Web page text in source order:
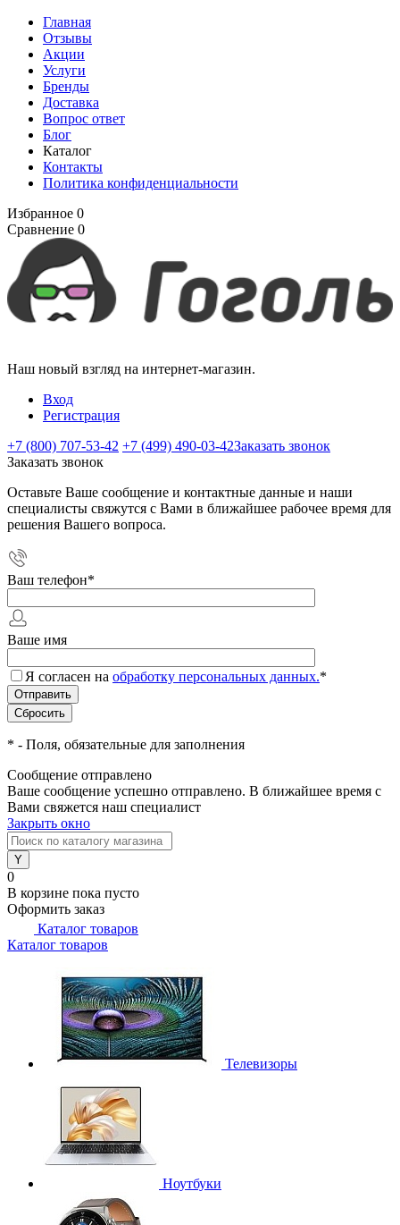
Главная
Отзывы
Акции
Услуги
Бренды
Доставка
Вопрос ответ
Блог
Каталог
Контакты
Политика конфиденциальности
Избранное 0
Сравнение 0
Наш новый взгляд на интернет-магазин.
Вход
Регистрация
+7 (800) 707-53-42 +7 (499) 490-03-42Заказать звонок
Заказать звонок
Оставьте Ваше сообщение и контактные данные и наши
специалисты свяжутся с Вами в ближайшее рабочее время для
решения Вашего вопроса.
Ваш телефон*
Ваше имя
Я согласен на обработку персональных данных.*
* - Поля, обязательные для заполнения
Сообщение отправлено
Ваше сообщение успешно отправлено. В ближайшее время с
Вами свяжется наш специалист
Закрыть окно
0
В корзине пока пусто
Оформить заказ
Каталог товаров
Каталог товаров
Телевизоры
Ноутбуки